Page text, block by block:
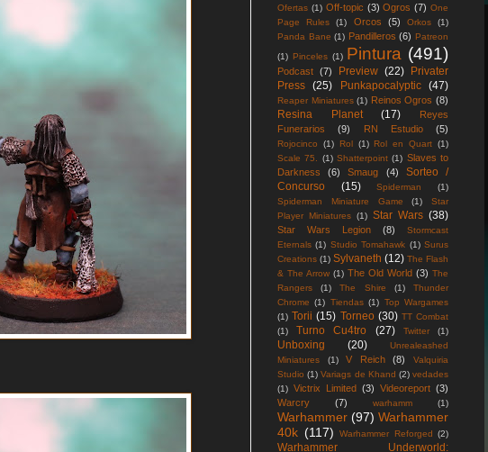
Ofertas (1) Off-topic (3) Ogros (7) One
Page Rules
(1) Orcos (5) Orkos
(1)
Panda Bane (1) Pandilleros (6) Patreon
(1) Pinceles (1) Pintura (491)
Podcast (7) Preview (22)
Privater
Press (25) Punkapocalyptic (47)
Reaper Miniatures (1) Reinos Ogros (8)
Resina Planet (17)
Reyes
Funerarios
(9) RN Estudio (5)
Rojocinco (1) Rol (1) Rol en Quart (1)
Scale 75.
(1) Shatterpoint (1) Slaves to
Darkness
(6) Smaug (4)
Sorteo /
Concurso
(15) Spiderman
(1)
Spiderman Miniature Game
(1)
Star
Player Miniatures (1) Star Wars (38)
Star Wars Legion (8)
Stormcast
Eternals (1) Studio Tomahawk (1) Surus
Creations (1) Sylvaneth (12) The Flash
& The Arrow (1) The Old World (3) The
Rangers
(1) The Shire (1)
Thunder
Chrome (1) Tiendas (1) Top Wargames
(1) Torii (15) Torneo (30) TT Combat
(1)
Turno Cu4tro (27) Twitter (1)
Unboxing (20)
Unrealeashed
Miniatures
(1) V Reich (8)
Valquiria
Studio (1) Variags de Khand (2) vedades
(1) Victrix Limited (3) Videoreport (3)
Warcry
(7) warhamm (1)
Warhammer (97) Warhammer
40k (117) Warhammer Reforged (2)
Warhammer Underworld: